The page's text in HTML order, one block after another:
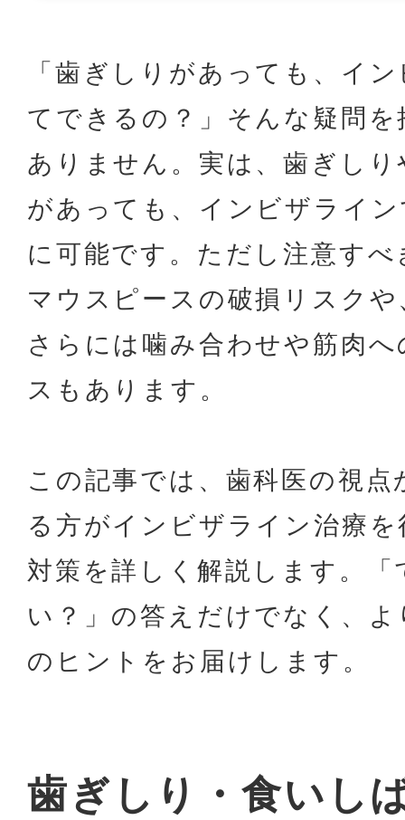
「歯ぎしりがあっても、イ
てできるの？」そんな疑問
ありません。実は、歯ぎし
があっても、インビザライ
に可能です。ただし注意す
マウスピースの破損リスク
さらには噛み合わせや筋肉
ス もあります 。
この記事では、歯科医の視
る方がインビザライン治療
対策を詳しく解説します。
い？」の答えだけでなく、
のヒントをお届けします。
歯ぎしり・食いし